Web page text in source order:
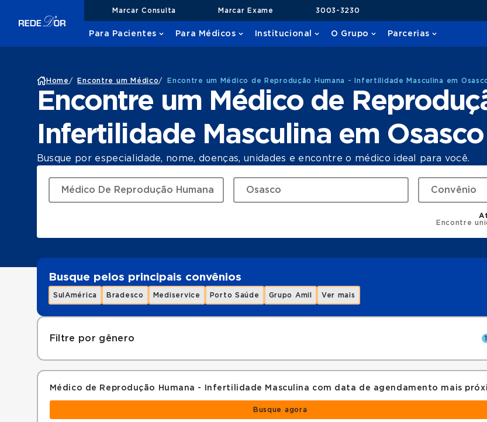
Marcar Consulta Marcar Exame 3003-3230
Para Pacientes Para Médicos Institucional O Grupo Parcerias
Home / Encontre um Médico/ Encontre um Médico de Reprodução Humana - Infertilidade Masculina em
Encontre um Médico de
Infertilidade Masculina em Osasco
Busque por especialidade, nome, doenças, unidades e encontre o médico ideal para você.
Encontre
Busque pelos principais convênios
SulAmérica Bradesco Mediservice Porto Saúde Grupo Amil Ver mais
Filtre por gênero 1
Médico de Reprodução Humana - Infertilidade Masculina com data de agendamento mais
Busque agora